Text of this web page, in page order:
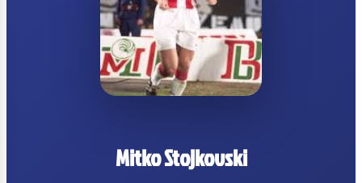
Mitko Stojkovski